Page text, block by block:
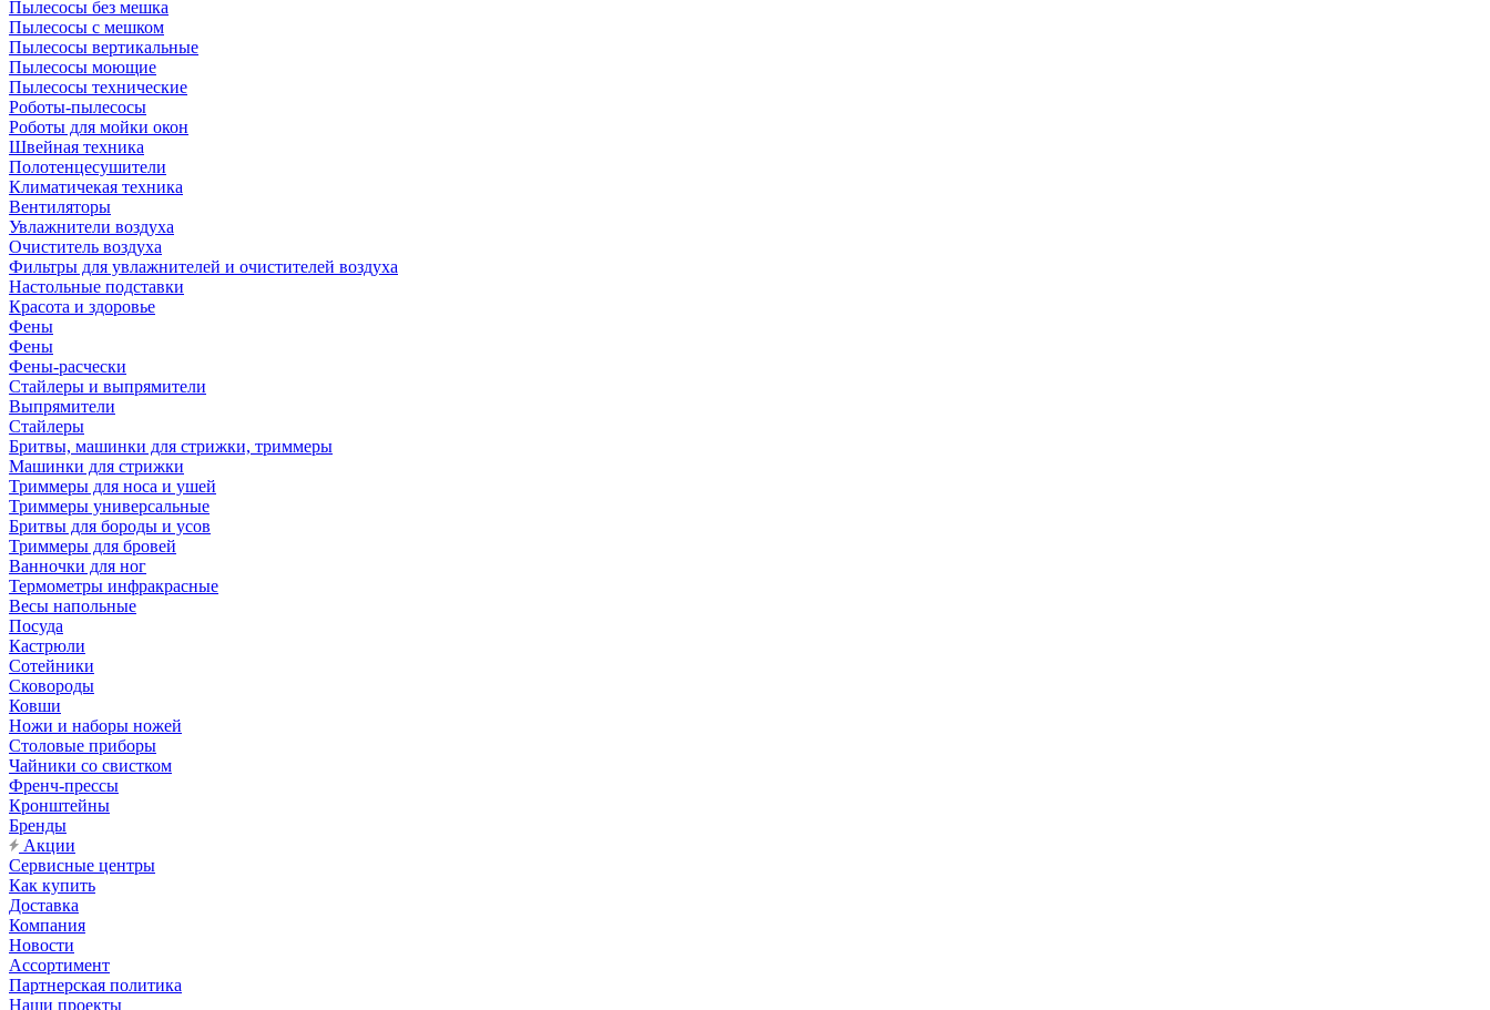
Пылесосы без мешка
Пылесосы с мешком
Пылесосы вертикальные
Пылесосы моющие
Пылесосы технические
Роботы-пылесосы
Роботы для мойки окон
Швейная техника
Полотенцесушители
Климатичекая техника
Вентиляторы
Увлажнители воздуха
Очиститель воздуха
Фильтры для увлажнителей и очистителей воздуха
Настольные подставки
Красота и здоровье
Фены
Фены
Фены-расчески
Стайлеры и выпрямители
Выпрямители
Стайлеры
Бритвы, машинки для стрижки, триммеры
Машинки для стрижки
Триммеры для носа и ушей
Триммеры универсальные
Бритвы для бороды и усов
Триммеры для бровей
Ванночки для ног
Термометры инфракрасные
Весы напольные
Посуда
Кастрюли
Сотейники
Сковороды
Ковши
Ножи и наборы ножей
Столовые приборы
Чайники со свистком
Френч-прессы
Кронштейны
Бренды
Акции
Сервисные центры
Как купить
Доставка
Компания
Новости
Ассортимент
Партнерская политика
Наши проекты